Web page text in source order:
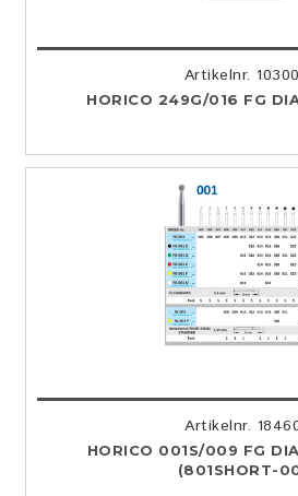
Artikelnr.
HORICO 249G/016 FG
Artikelnr.
HORICO 001S/009 FG
(801SHORT-